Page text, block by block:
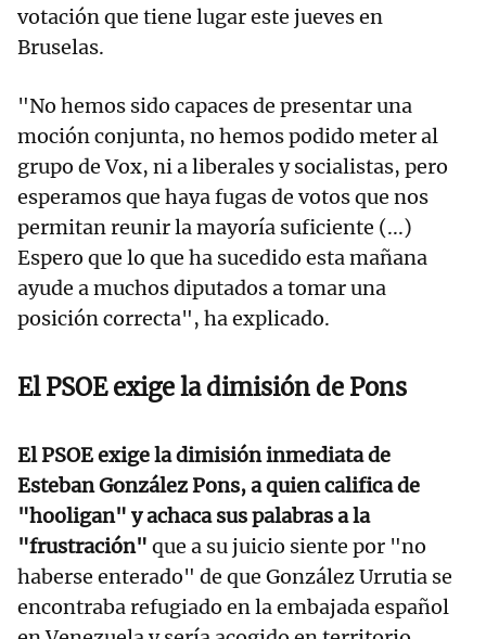
votación que tiene lugar este jueves en
Bruselas.
"No hemos sido capaces de presentar una
moción conjunta, no hemos podido meter al
grupo de Vox, ni a liberales y socialistas, pero
esperamos que haya fugas de votos que nos
permitan reunir la mayoría suficiente (...)
Espero que lo que ha sucedido esta mañana
ayude a muchos diputados a tomar una
posición correcta", ha explicado.
El PSOE exige la dimisión de Pons
El PSOE exige la dimisión inmediata de
Esteban González Pons, a quien califica de
"hooligan" y achaca sus palabras a la
"frustración" que a su juicio siente por "no
haberse enterado" de que González Urrutia se
encontraba refugiado en la embajada español